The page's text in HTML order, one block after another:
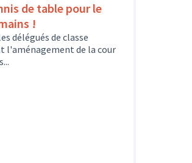
de table pour le
!
délégués de classe
l'aménagement de la cour